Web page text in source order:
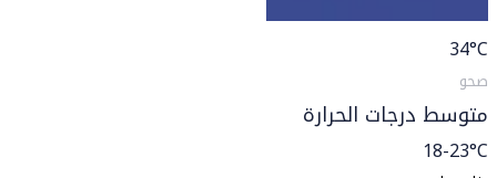
34°C
صحو
متوسط درجات الحرارة
18-23°C